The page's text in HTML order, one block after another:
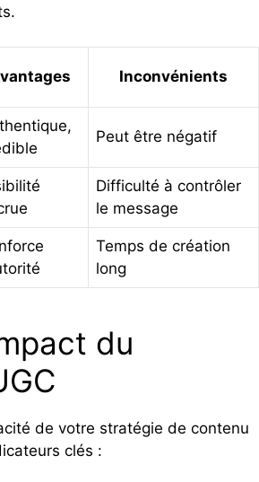
Inconvénients
Peut être négatif
Difficulté à contrôler
le message
Temps de création
long
du
de votre stratégie de contenu
clés :